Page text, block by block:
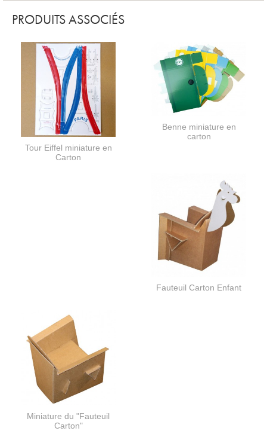
PRODUITS ASSOCIÉS
Tour Eiffel miniature en
Carton
Benne miniature en
carton
Fauteuil Carton Enfant
Miniature du "Fauteuil
Carton"